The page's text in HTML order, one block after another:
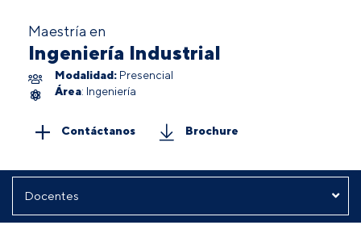
Maestría en
Ingeniería Industrial
Modalidad: Presencial
Área: Ingeniería
Contáctanos Brochure